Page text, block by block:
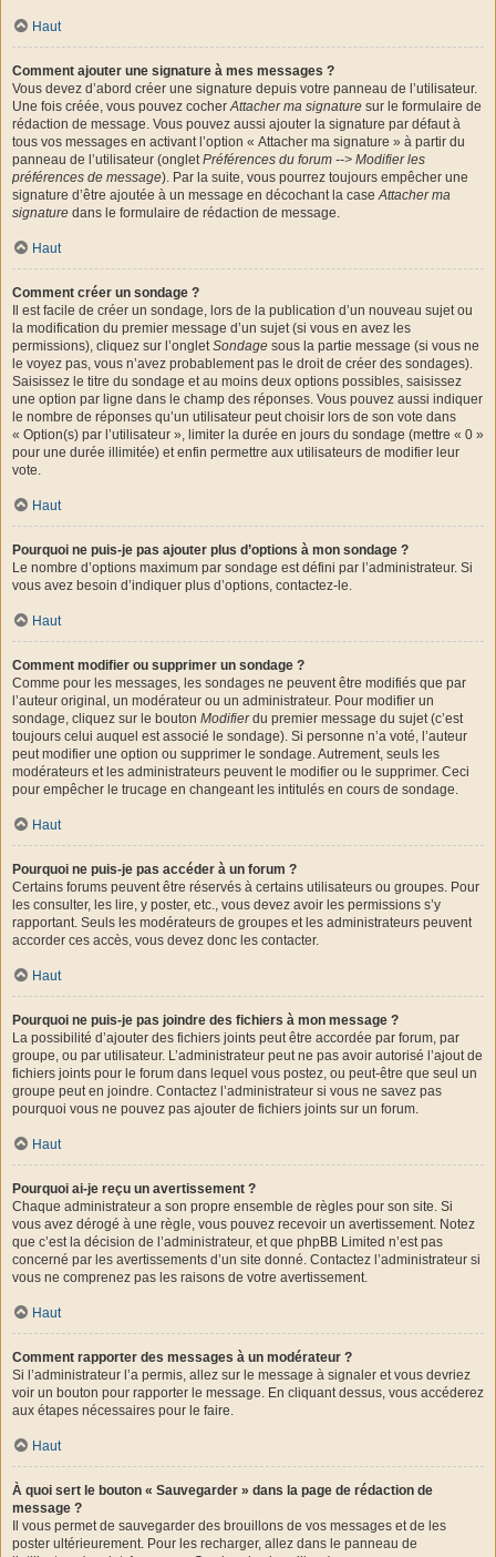
Haut
Comment ajouter une signature à mes messages ?
Vous devez d’abord créer une signature depuis votre panneau de l’utilisateur.
Une fois créée, vous pouvez cocherAttacher ma signature sur le formulaire de
rédaction de message. Vous pouvez aussi ajouter la signature par défaut à
tous vos messages en activant l’option « Attacher ma signature » à partir du
panneau de l’utilisateur (ongletPréférences du forum --> Modifier les
préférences de message). Par la suite, vous pourrez toujours empêcher une
signature d’être ajoutée à un message en décochant la caseAttacher ma
signature dans le formulaire de rédaction de message.
Haut
Comment créer un sondage ?
Il est facile de créer un sondage, lors de la publication d’un nouveau sujet ou
la modification du premier message d’un sujet (si vous en avez les
permissions), cliquez sur l’ongletSondage sous la partie message (si vous ne
le voyez pas, vous n’avez probablement pas le droit de créer des sondages).
Saisissez le titre du sondage et au moins deux options possibles, saisissez
une option par ligne dans le champ des réponses. Vous pouvez aussi indiquer
le nombre de réponses qu’un utilisateur peut choisir lors de son vote dans
« Option(s) par l’utilisateur », limiter la durée en jours du sondage (mettre « 0 »
pour une durée illimitée) et enfin permettre aux utilisateurs de modifier leur
vote.
Haut
Pourquoi ne puis-je pas ajouter plus d’options à mon sondage ?
Le nombre d’options maximum par sondage est défini par l’administrateur. Si
vous avez besoin d’indiquer plus d’options, contactez-le.
Haut
Comment modifier ou supprimer un sondage ?
Comme pour les messages, les sondages ne peuvent être modifiés que par
l’auteur original, un modérateur ou un administrateur. Pour modifier un
sondage, cliquez sur le bouton Modifierdu premier message du sujet (c’est
toujours celui auquel est associé le sondage). Si personne n’a voté, l’auteur
peut modifier une option ou supprimer le sondage. Autrement, seuls les
modérateurs et les administrateurs peuvent le modifier ou le supprimer. Ceci
pour empêcher le trucage en changeant les intitulés en cours de sondage.
Haut
Pourquoi ne puis-je pas accéder à un forum ?
Certains forums peuvent être réservés à certains utilisateurs ou groupes. Pour
les consulter, les lire, y poster, etc., vous devez avoir les permissions s’y
rapportant. Seuls les modérateurs de groupes et les administrateurs peuvent
accorder ces accès, vous devez donc les contacter.
Haut
Pourquoi ne puis-je pas joindre des fichiers à mon message ?
La possibilité d’ajouter des fichiers joints peut être accordée par forum, par
groupe, ou par utilisateur. L’administrateur peut ne pas avoir autorisé l’ajout de
fichiers joints pour le forum dans lequel vous postez, ou peut-être que seul un
groupe peut en joindre. Contactez l’administrateur si vous ne savez pas
pourquoi vous ne pouvez pas ajouter de fichiers joints sur un forum.
Haut
Pourquoi ai-je reçu un avertissement ?
Chaque administrateur a son propre ensemble de règles pour son site. Si
vous avez dérogé à une règle, vous pouvez recevoir un avertissement. Notez
que c’est la décision de l’administrateur, et que phpBB Limited n’est pas
concerné par les avertissements d’un site donné. Contactez l’administrateur si
vous ne comprenez pas les raisons de votre avertissement.
Haut
Comment rapporter des messages à un modérateur ?
Si l’administrateur l’a permis, allez sur le message à signaler et vous devriez
voir un bouton pour rapporter le message. En cliquant dessus, vous accéderez
aux étapes nécessaires pour le faire.
Haut
À quoi sert le bouton « Sauvegarder » dans la page de rédaction de
message ?
Il vous permet de sauvegarder des brouillons de vos messages et de les
poster ultérieurement. Pour les recharger, allez dans le panneau de